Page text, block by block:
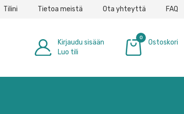
Tilini Tietoa meistä Ota yhteyttä FAQ
Kirjaudu sisään
Luo tili
0
Ostoskori